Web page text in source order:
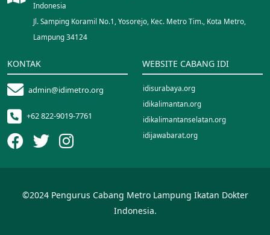
Indonesia
Jl. Samping Koramil No.1, Yosorejo, Kec. Metro Tim., Kota Metro,
Lampung 34124
KONTAK
admin@idimetro.org
+62 822-9019-7761
WEBSITE CABANG IDI
idisurabaya.org
idikalimantan.org
idikalimantanselatan.org
idijawabarat.org
idisorong.org
©2024 Pengurus Cabang Metro Lampung Ikatan Dokter
Indonesia.